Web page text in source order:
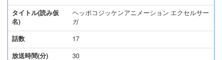
タイトル(読み仮
名)
ヘッポコジッケンアニメーション エクセルサー
ガ
話数 17
放送時間(分) 30